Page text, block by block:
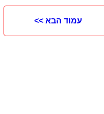
עמוד הבא >>